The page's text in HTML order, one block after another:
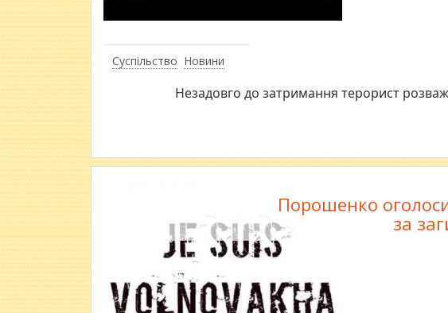
Суспільство Новини
Незадовго до затримання терорист
Порошенко
за